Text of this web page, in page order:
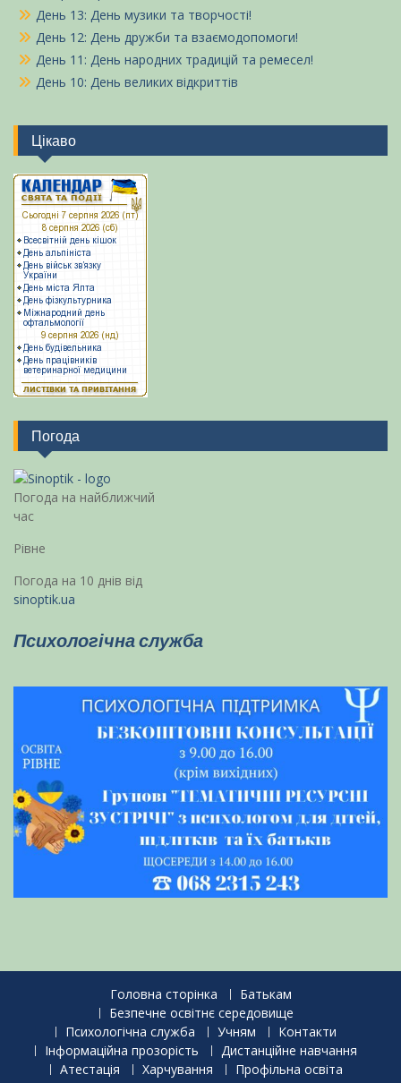
День 13: День музики та творчості!
День 12: День дружби та взаємодопомоги!
День 11: День народних традицій та ремесел!
День 10: День великих відкриттів
Цікаво
Погода
Погода на найближчий
час
Рівне
Погода на 10 днів від
sinoptik.ua
Психологічна служба
Головна сторінка
Батькам
Безпечне освітнє середовище
Психологічна служба
Учням
Контакти
Інформаційна прозорість
Дистанційне навчання
Атестація
Харчування Профільна освіта